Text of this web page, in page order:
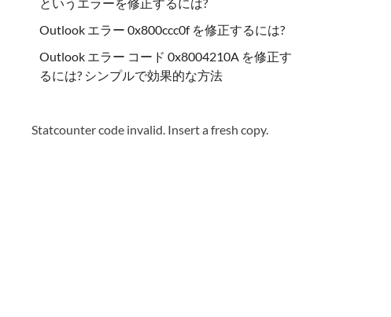
Outlook エラー 0x800ccc0f を修正するには?
Outlook エラー コード 0x8004210A を修正す
るには? シンプルで効果的な方法
Statcounter code invalid. Insert a fresh copy.